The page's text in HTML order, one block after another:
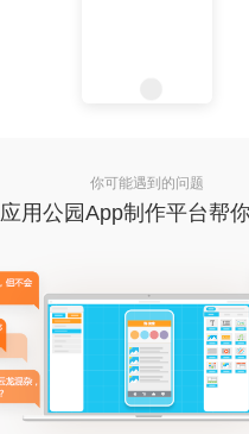
你可能遇到的问题
应用公园App制作平台帮